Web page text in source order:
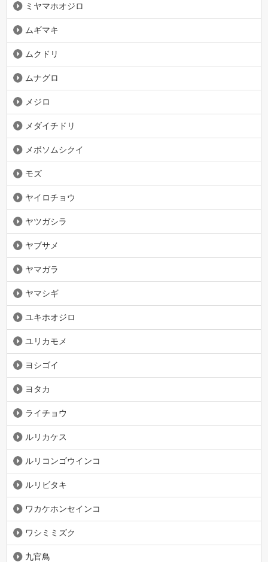
ミヤマホオジロ
ムギマキ
ムクドリ
ムナグロ
メジロ
メダイチドリ
メボソムシクイ
モズ
ヤイロチョウ
ヤツガシラ
ヤブサメ
ヤマガラ
ヤマシギ
ユキホオジロ
ユリカモメ
ヨシゴイ
ヨタカ
ライチョウ
ルリカケス
ルリコンゴウインコ
ルリビタキ
ワカケホンセインコ
ワシミミズク
九官鳥